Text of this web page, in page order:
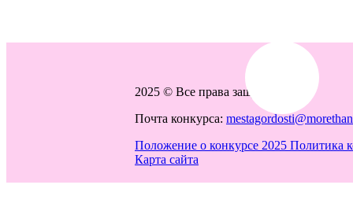
2025 © Все права защищены
Почта конкурса:
Положение о конкурсе 2025 Политика
Карта сайта